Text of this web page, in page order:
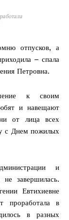
отпусков, а
– спала
Петровна.
к своим
и навещают
от лица всех
с Днем пожилых
и
не завершилась.
Евтихиевне
проработала в
в разных